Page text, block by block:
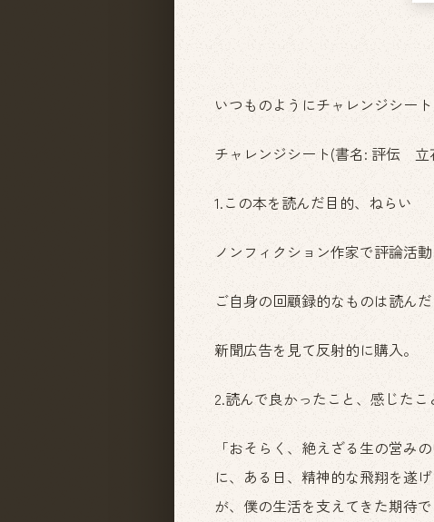
いつものようにチャレンジシー
チャレンジシート(書名: 評伝
1.この本を読んだ目的、ねらい
ノンフィクション作家で評論活
ご自身の回顧録的なものは読ん
新聞広告を見て反射的に購入。
2.読んで良かったこと、感じたこ
「おそらく、絶えざる生の営み
に、ある日、精神的な飛翔を遂
が、僕の生活を支えてきた期待